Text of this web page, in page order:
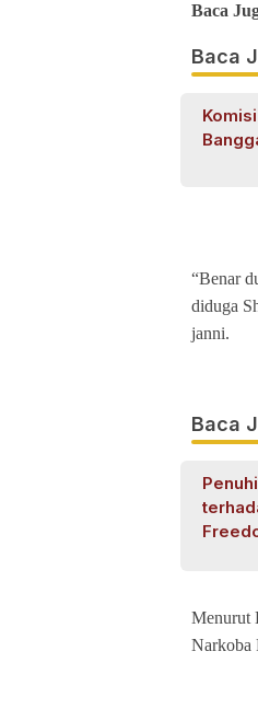
Baca
Baca
“Benar
diduga
janni.
Baca
Menurut
Narkoba